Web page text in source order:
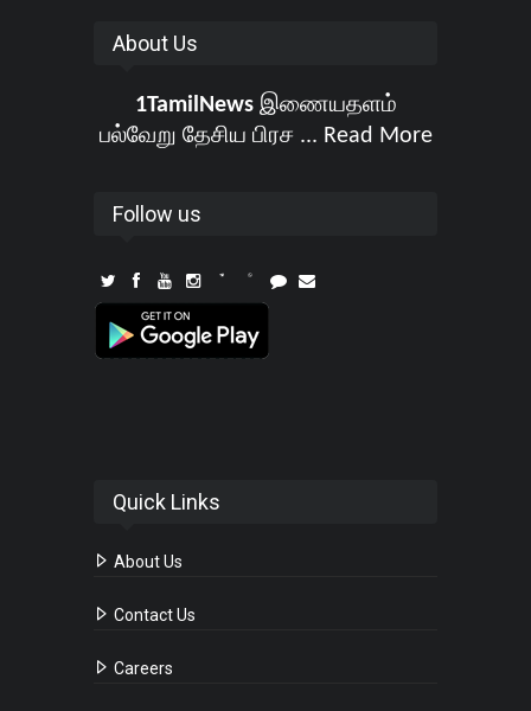
About Us
1TamilNewsஇணையதளம்
பல்வேறு தேசிய பிரச ... Read More
Follow us
Quick Links
About Us
Contact Us
Careers